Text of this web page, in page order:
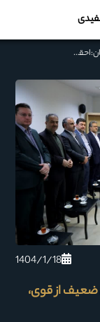
نماینده ولی فقیه در گلستان:احقاق حق ضعیف از قوی، از بزرگ‌ترین اعمال صالح است
1404/1/18
ضعیف از قوی،